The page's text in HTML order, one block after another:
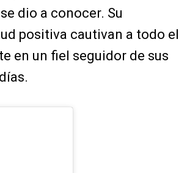
dio a conocer. Su
positiva cautivan a todo el
en un fiel seguidor de sus